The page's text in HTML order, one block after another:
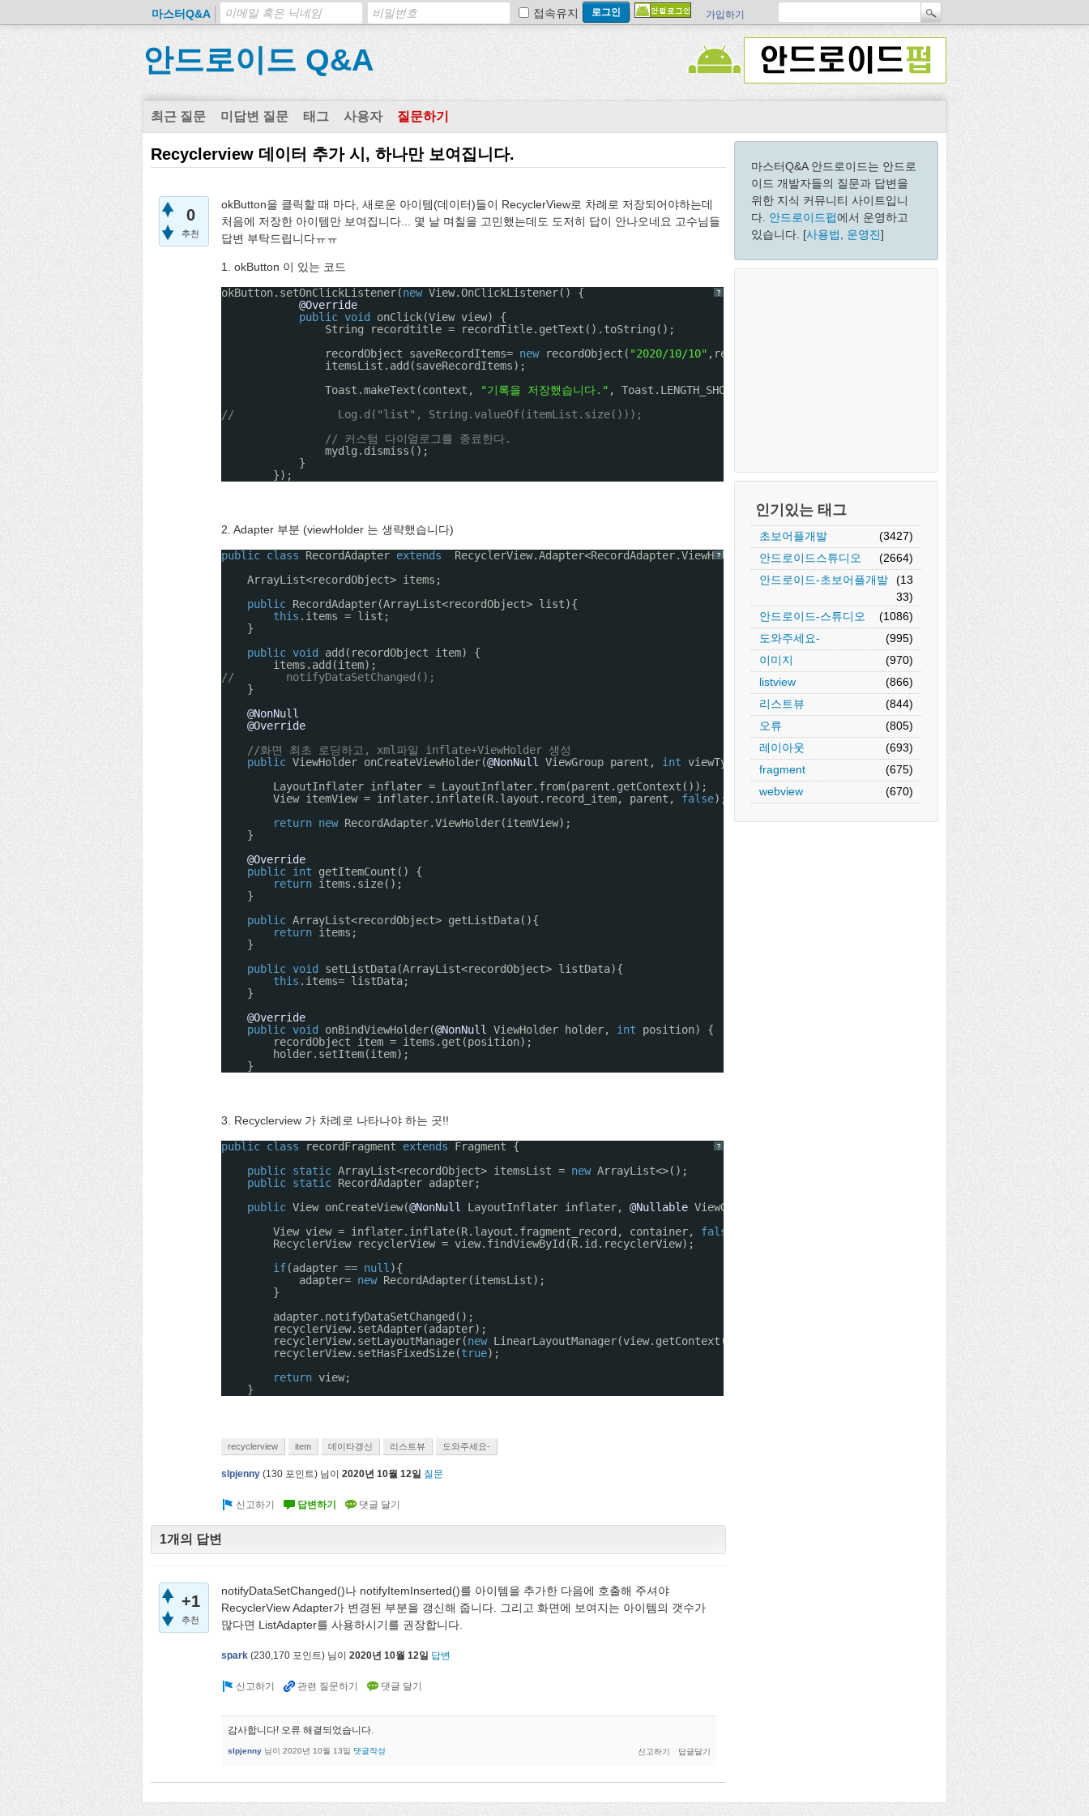
마스터Q&A 접속유지 가입하기
안드로이드 Q&A
최근 질문 미답변 질문 태그 사용자 질문하기
마스터Q&A 안드로이드는 안드로
이드 개발자들의 질문과 답변을
위한 지식 커뮤니티 사이트입니
다. 안드로이드펍에서 운영하고
있습니다. [사용법 운영진]
인기있는 태그
초보어플개발
(3427)
안드로이드스튜디오
(2664)
안드로이드-초보어플개발
(13
33)
안드로이드-스튜디오
(1086)
도와주세요-
(995)
이미지
(970)
listview
(866)
리스트뷰
(844)
오류
(805)
레이아웃
(693)
fragment
(675)
webview
(670)
Recyclerview 데이터 추가 시, 하나만 보여집니다.
0
추천
okButton을 클릭할 때 마다, 새로운 아이템(데이터)들이 RecyclerView로 차례로 저장되어야하는데
처음에 저장한 아이템만 보여집니다... 몇 날 며칠을 고민했는데도 도저히 답이 안나오네요 고수님들
답변 부탁드립니다ㅠㅠ
1. okButton 이 있는 코드
?
okButton.setOnClickListener(new View.OnClickListener() {
@Override
public void
onClick(View view) {
String recordtitle = recordTitle.getText().toString();
recordObject saveRecordItems= new recordObject( "2020/10/10" ,recordtitle,
itemsList.add(saveRecordItems);
Toast.makeText(context,
"기록을 저장했습니다." , Toast.LENGTH_SHORT).show();
//                Log.d("list", String.valueOf(itemList.size()));
// 커스텀 다이얼로그를 종료한다.
mydlg.dismiss();
}
});
2. Adapter 부분 (viewHolder 는 생략했습니다)
?
public class RecordAdapter extends
RecyclerView.Adapter<RecordAdapter.ViewHolder> {
ArrayList<recordObject> items;
public RecordAdapter(ArrayList<recordObject> list){
this .items = list;
}
public void
add(recordObject item) {
items.add(item);
//        notifyDataSetChanged();
}
@NonNull
@Override
//화면 최초 로딩하고, xml파일 inflate+ViewHolder 생성
public ViewHolder onCreateViewHolder(@NonNull ViewGroup parent, int
viewType) {
LayoutInflater inflater = LayoutInflater.from(parent.getContext());
View itemView = inflater.inflate(R.layout.record_item, parent, false);
return new RecordAdapter.ViewHolder(itemView);
}
@Override
public int
getItemCount() {
return items.size();
}
public ArrayList<recordObject> getListData(){
return items;
}
public void
setListData(ArrayList<recordObject> listData){
this .items= listData;
}
@Override
public void onBindViewHolder(@NonNull ViewHolder holder, int
position) {
recordObject item = items.get(position);
holder.setItem(item);
}
3. Recyclerview 가 차례로 나타나야 하는 곳!!
?
public class recordFragment extends
Fragment {
public static ArrayList<recordObject> itemsList = new ArrayList<>();
public static RecordAdapter adapter;
public View onCreateView(@NonNull LayoutInflater inflater, @Nullable ViewGroup container,
Bundle savedInstanceState) {
View view = inflater.inflate(R.layout.fragment_record, container, false
RecyclerView recyclerView = view.findViewById(R.id.recyclerView);
if(adapter == null ){
adapter= new RecordAdapter(itemsList);
}
adapter.notifyDataSetChanged();
recyclerView.setAdapter(adapter);
recyclerView.setLayoutManager(new LinearLayoutManager(view.getContext()));
recyclerView.setHasFixedSize(true);
return view;
}
recyclerview item 데이타갱신 리스트뷰 도와주세요-
slpjenny (130 포인트) 님이 2020년 10월 12일 질문
1개의 답변
+1
추천
notifyDataSetChanged()나 notifyItemInserted()를 아이템을 추가한 다음에 호출해 주셔야
RecyclerView Adapter가 변경된 부분을 갱신해 줍니다. 그리고 화면에 보여지는 아이템의 갯수가
많다면 ListAdapter를 사용하시기를 권장합니다.
spark (230,170 포인트) 님이 2020년 10월 12일 답변
감사합니다! 오류 해결되었습니다.
slpjenny 님이 2020년 10월 13일 댓글작성